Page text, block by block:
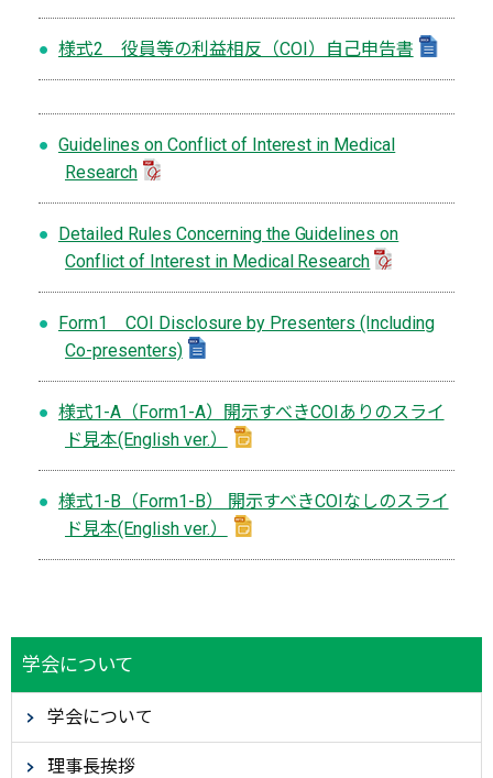
様式2 役員等の利益相反（COI）自己申告書
Guidelines on Conflict of Interest in Medical
Research
Detailed Rules Concerning the Guidelines on
Conflict of Interest in Medical Research
Form1 COI Disclosure by Presenters (Including
Co-presenters)
様式1-A（Form1-A）開示すべきCOIありのスライ
ド見本(English ver.）
様式1-B（Form1-B） 開示すべきCOIなしのスライ
ド見本(English ver.）
学会について
学会について
理事長挨拶